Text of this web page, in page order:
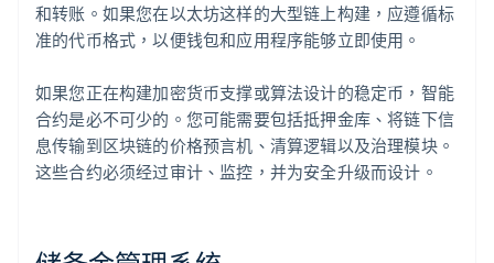
和转账。如果您在以太坊这样的大型链上构建，应遵循标
准的代币格式，以便钱包和应用程序能够立即使用。
如果您正在构建加密货币支撑或算法设计的稳定币，智能
合约是必不可少的。您可能需要包括抵押金库、将链下信
息传输到区块链的价格预言机、清算逻辑以及治理模块。
这些合约必须经过审计、监控，并为安全升级而设计。